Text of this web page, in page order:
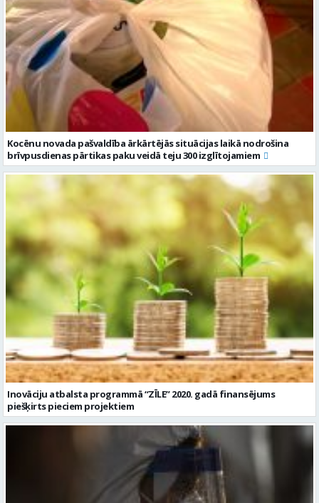
Kocēnu novada pašvaldība ārkārtējās situācijas laikā nodrošina
brīvpusdienas pārtikas paku veidā teju 300 izglītojamiem
Inovāciju atbalsta programmā “ZĪLE” 2020. gadā finansējums
piešķirts pieciem projektiem